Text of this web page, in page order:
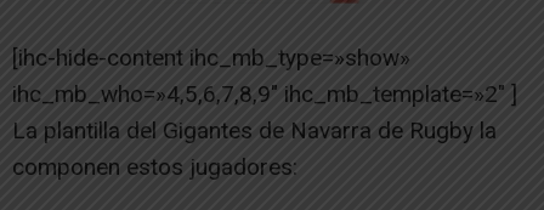
[ihc-hide-content ihc_mb_type=»show»
ihc_mb_who=»4,5,6,7,8,9″ ihc_mb_template=»2″ ]
La plantilla del Gigantes de Navarra de Rugby la
componen estos jugadores: